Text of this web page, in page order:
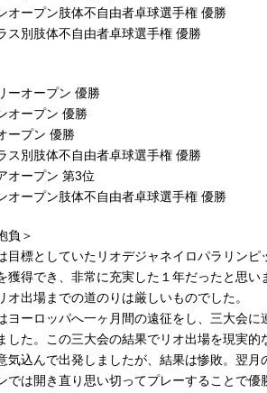
オープン肢体不自由者卓球選手権 優勝
ス別肢体不自由者卓球選手権 優勝
ーオープン 優勝
オープン 優勝
ープン 優勝
ス別肢体不自由者卓球選手権 優勝
オープン 第3位
オープン肢体不自由者卓球選手権 優勝
負＞
目標としていたリオデジャネイロパラリンピ
獲得でき、非常に充実した１年だったと思い
オ出場までの道のりは厳しいものでした。
ヨーロッパへ一ヶ月間の遠征をし、三大会に
した。この三大会の結果でリオ出場を現実的
気込んで出発しましたが、結果は惨敗。翌月
では開き直り思い切ってプレーすることで優